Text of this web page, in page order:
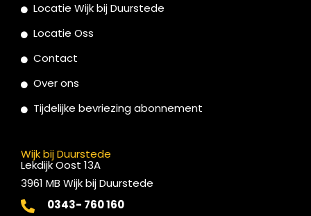
Locatie Wijk bij Duurstede
Locatie Oss
Contact
Over ons
Tijdelijke bevriezing abonnement
Wijk bij Duurstede
Lekdijk Oost 13A
3961 MB Wijk bij Duurstede
0343- 760 160